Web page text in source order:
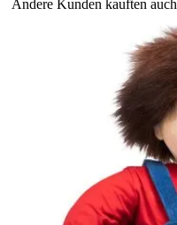
Andere Kunden kauften auch